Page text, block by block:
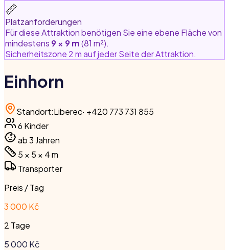
📏
Platzanforderungen
Für diese Attraktion benötigen Sie eine ebene Fläche von
mindestens 9 × 9 m(81 m²).
Sicherheitszone 2 m auf jeder Seite der Attraktion.
Einhorn
Standort:Liberec· +420 773 731 855
6 Kinder
ab 3 Jahren
5 × 5 × 4m
Transporter
Preis / Tag
3 000 Kč
2 Tage
5 000 Kč